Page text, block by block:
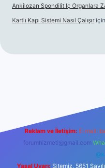
Ankilozan Spondilit Iç Organlara
Kartlı Kapı Sistemi Nasıl Çalışır için
Reklam ve İletişim: E-mail:
forumhizmeti@gmail.com
Yasal Uyarı: Sitemiz, 5651